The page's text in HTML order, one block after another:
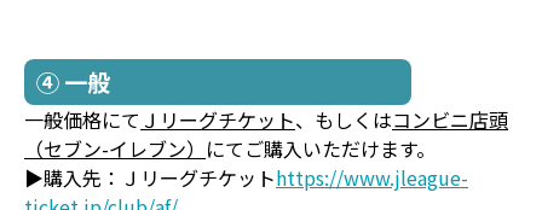
④ 一般
一般価格にて Ｊリーグチケット、もしくはコンビニ店頭
（セブン-イレブン） にてご購入いただけます。
▶購入先：Ｊリーグチケットhttps://www.jleague-